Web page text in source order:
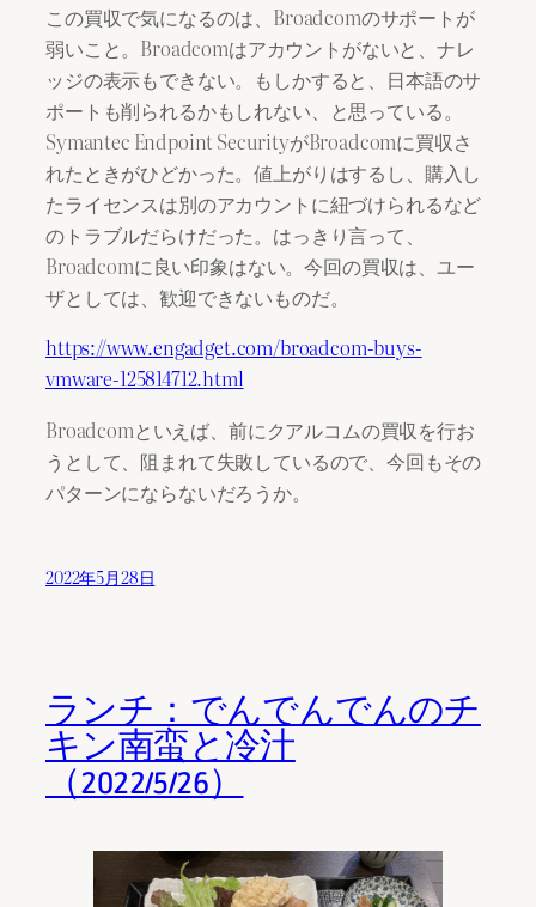
この買収で気になるのは、Broadcomのサポートが
弱いこと。Broadcomはアカウントがないと、ナレ
ッジの表示もできない。もしかすると、日本語のサ
ポートも削られるかもしれない、と思っている。
Symantec Endpoint SecurityがBroadcomに買収さ
れたときがひどかった。値上がりはするし、購入し
たライセンスは別のアカウントに紐づけられるなど
のトラブルだらけだった。はっきり言って、
Broadcomに良い印象はない。今回の買収は、ユー
ザとしては、歓迎できないものだ。
https://www.engadget.com/broadcom-buys-
vmware-125814712.html
Broadcomといえば、前にクアルコムの買収を行お
うとして、阻まれて失敗しているので、今回もその
パターンにならないだろうか。
2022年5月28日
ランチ：でんでんでんのチ
キン南蛮と冷汁
（2022/5/26）